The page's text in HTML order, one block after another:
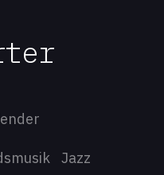
Jazz